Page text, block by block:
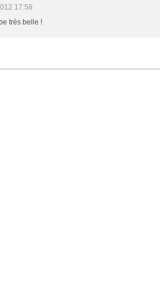
17:58
très belle !